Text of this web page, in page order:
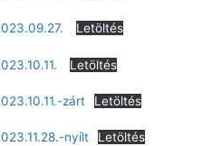
Letöltés
Letöltés
zárt Letöltés
nyílt Letöltés